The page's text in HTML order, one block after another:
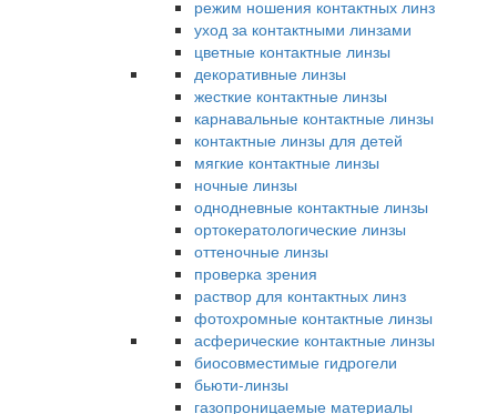
режим ношения контактных линз
уход за контактными линзами
цветные контактные линзы
декоративные линзы
жесткие контактные линзы
карнавальные контактные линзы
контактные линзы для детей
мягкие контактные линзы
ночные линзы
однодневные контактные линзы
ортокератологические линзы
оттеночные линзы
проверка зрения
раствор для контактных линз
фотохромные контактные линзы
асферические контактные линзы
биосовместимые гидрогели
бьюти-линзы
газопроницаемые материалы